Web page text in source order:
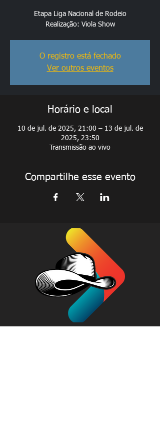
Etapa Liga Nacional de Rodeio
Realização: Viola Show
O registro está fechado
Ver outros eventos
Horário e local
10 de jul. de 2025, 21:00 – 13 de jul. de
2025, 23:50
Transmissão ao vivo
Compartilhe esse evento